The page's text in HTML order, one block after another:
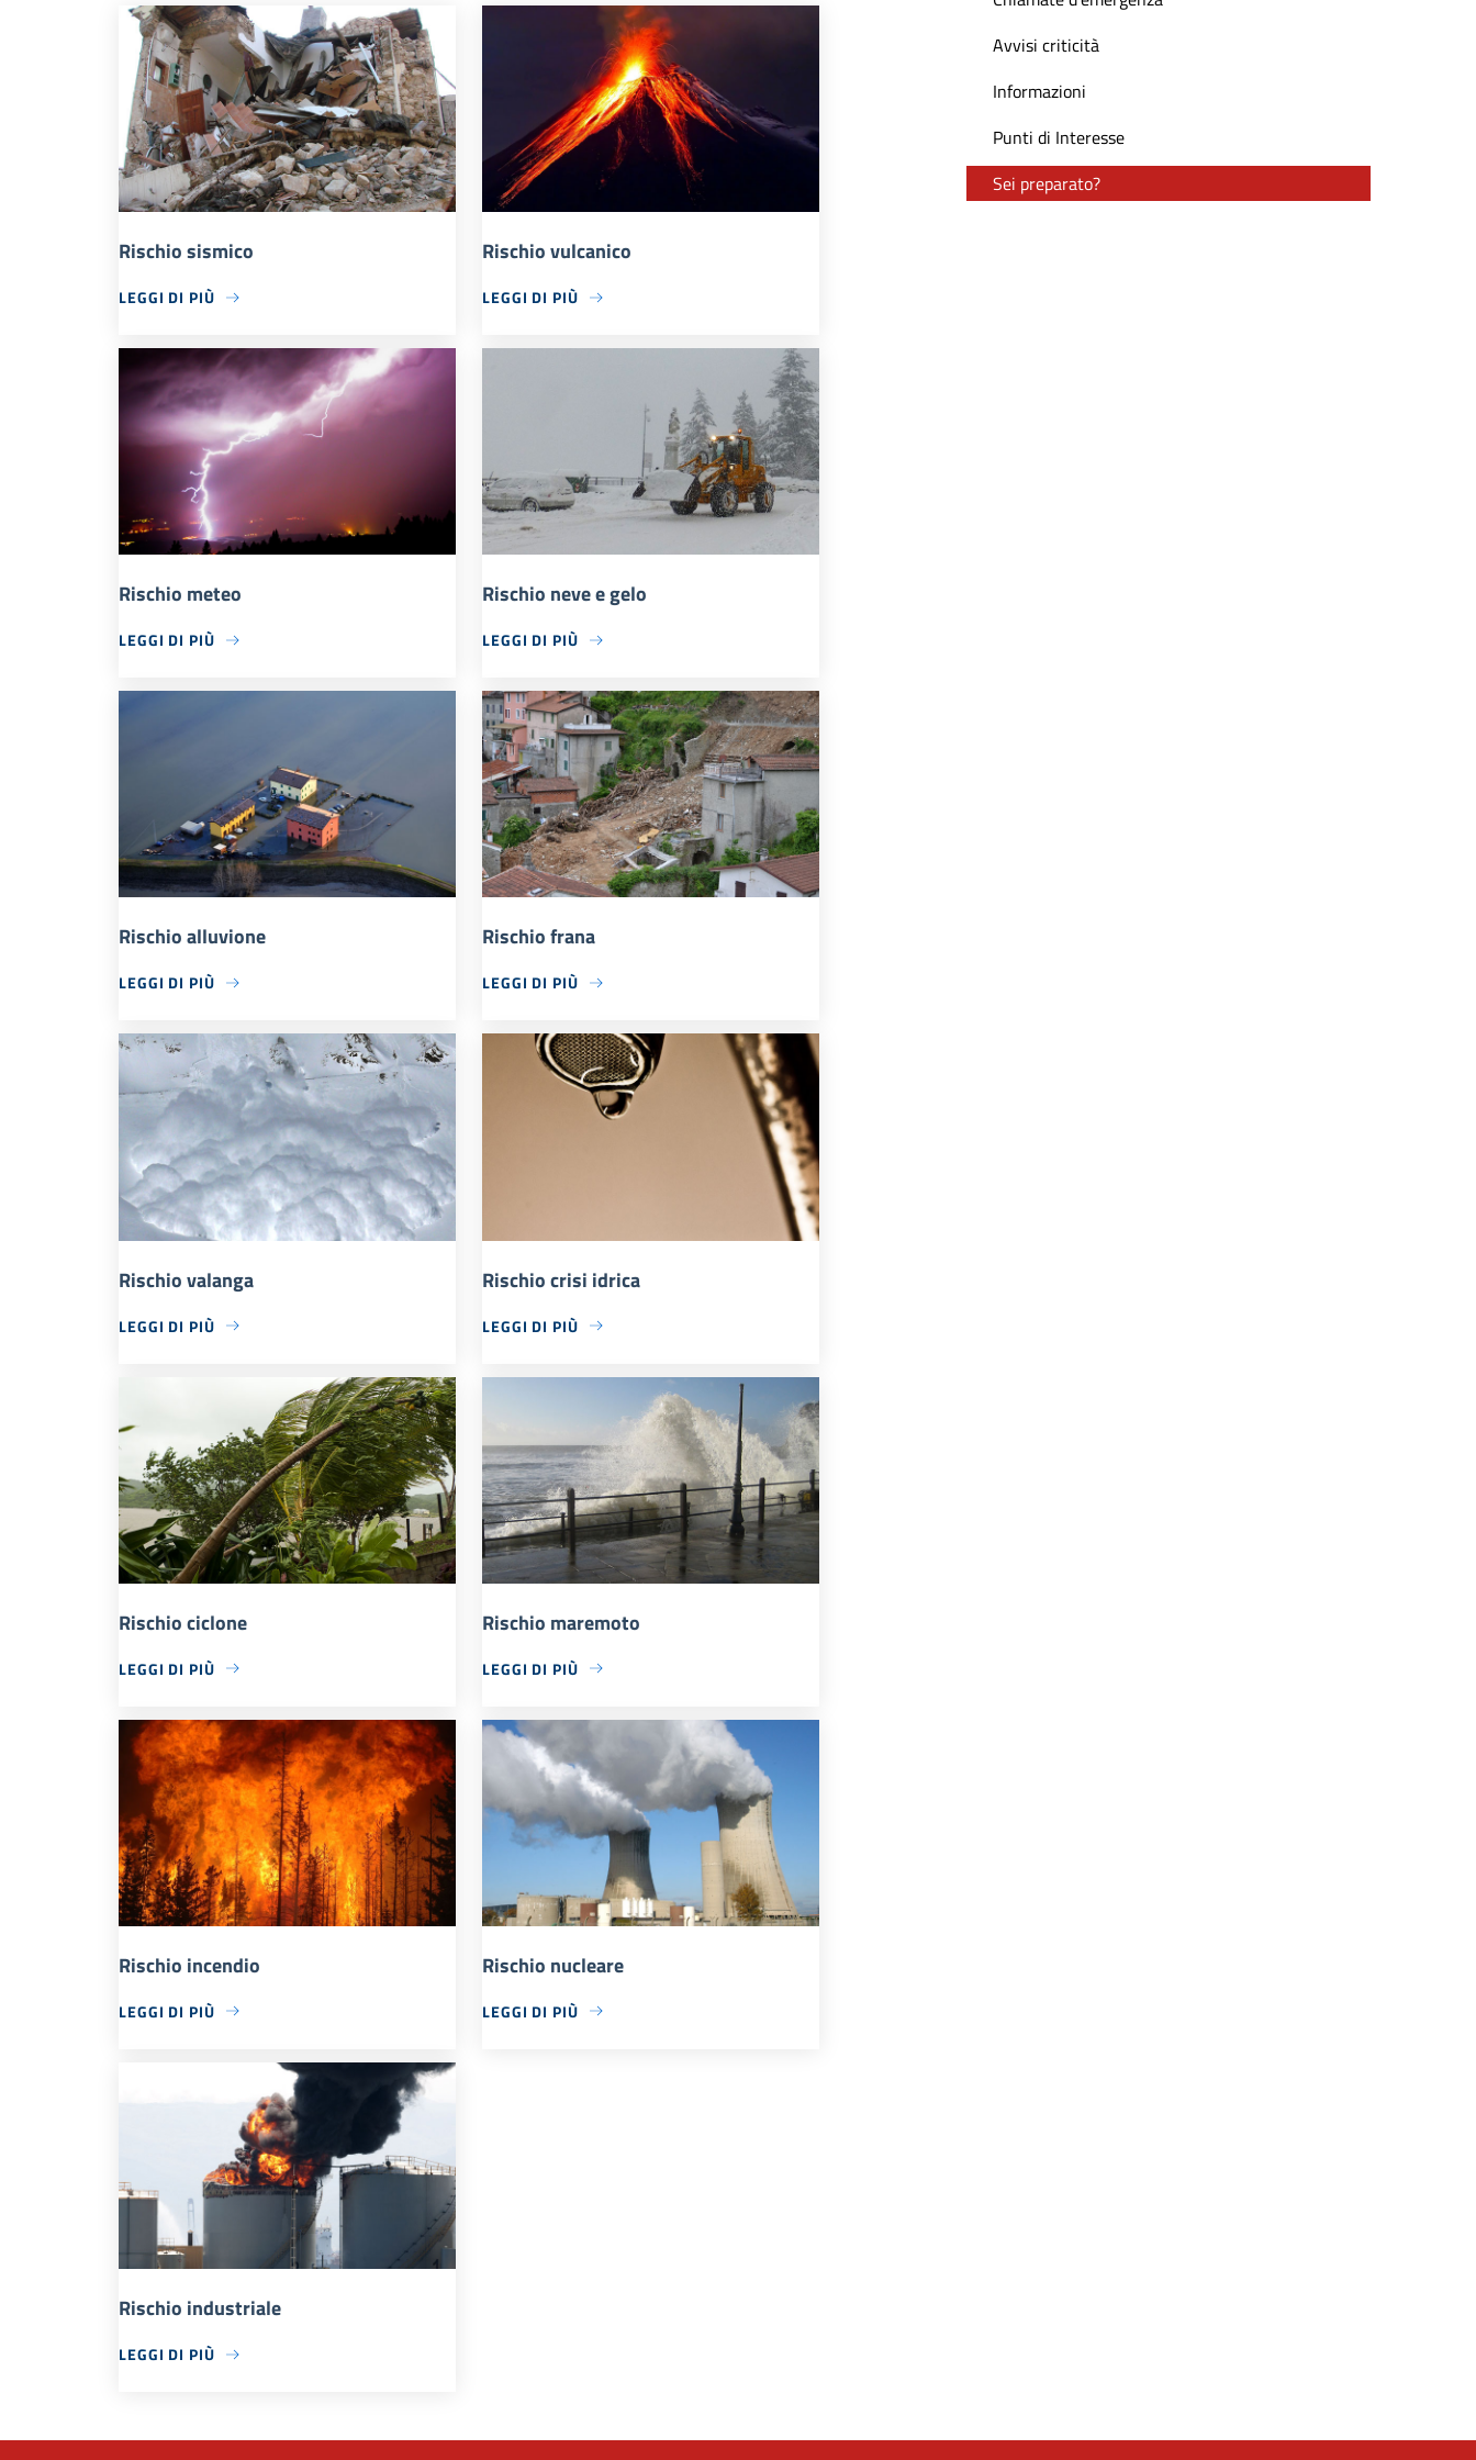
Rischio sismico
LEGGI DI PIÙ
Rischio vulcanico
LEGGI DI PIÙ
Rischio meteo
LEGGI DI PIÙ
Rischio neve e gelo
LEGGI DI PIÙ
Rischio alluvione
LEGGI DI PIÙ
Rischio frana
LEGGI DI PIÙ
Rischio valanga
LEGGI DI PIÙ
Rischio crisi idrica
LEGGI DI PIÙ
Rischio ciclone
LEGGI DI PIÙ
Rischio maremoto
LEGGI DI PIÙ
Rischio incendio
LEGGI DI PIÙ
Rischio nucleare
LEGGI DI PIÙ
Rischio industriale
LEGGI DI PIÙ
Avvisi criticità
Informazioni
Punti di Interesse
Sei preparato?